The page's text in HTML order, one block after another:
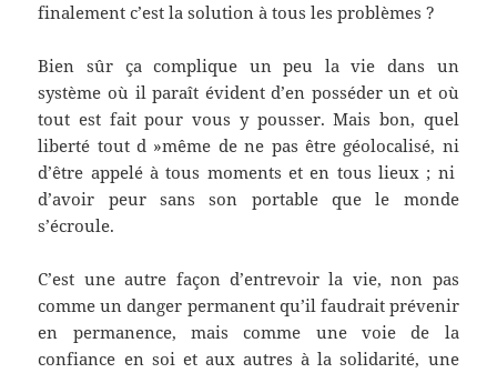
finalement c’est la solution à tous les problèmes ?
Bien sûr ça complique un peu la vie dans un
système où il paraît évident d’en posséder un et où
tout est fait pour vous y pousser. Mais bon, quel
liberté tout d »même de ne pas être géolocalisé, ni
d’être appelé à tous moments et en tous lieux ; ni
d’avoir peur sans son portable que le monde
s’écroule.
C’est une autre façon d’entrevoir la vie, non pas
comme un danger permanent qu’il faudrait prévenir
en permanence, mais comme une voie de la
confiance en soi et aux autres à la solidarité, une